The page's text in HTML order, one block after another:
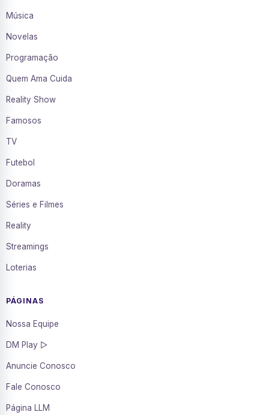
Música
Novelas
Programação
Quem Ama Cuida
Reality Show
Famosos
TV
Futebol
Doramas
Séries e Filmes
Reality
Streamings
Loterias
PÁGINAS
Nossa Equipe
DM Play ▷
Anuncie Conosco
Fale Conosco
Página LLM